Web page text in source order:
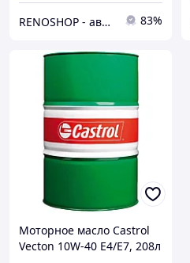
RENOSHOP - автозапчасти, тюнинг и аксессуары для автомобилей Renault, Largus, X-Ray, Vesta. 83%
Моторное масло Castrol
Vecton 10W-40 E4/E7, 208л